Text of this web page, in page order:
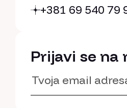
+381 69 540 79
Prijavi se na